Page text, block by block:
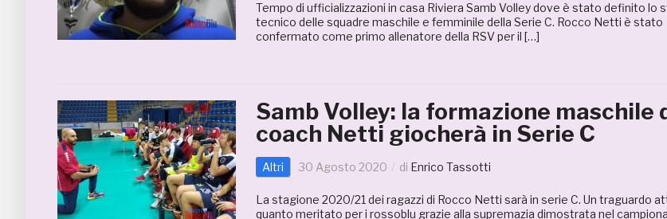
Tempo di ufficializzazioni in casa Riviera Samb Volley dove è stato definito lo
tecnico delle squadre maschile e femminile della Serie C. Rocco Netti è stato
confermato come primo allenatore della RSV per il […]
Samb Volley: la formazione maschile
coach Netti giocherà in Serie C
Altri 30 Agosto 2020 di Enrico Tassotti
La stagione 2020/21 dei ragazzi di Rocco Netti sarà in serie C. Un traguardo
quanto meritato per i rossoblu grazie alla supremazia dimostrata nel